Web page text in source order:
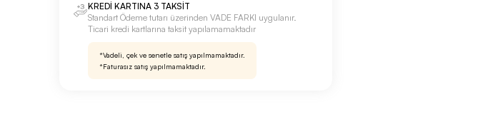
KREDİ KARTINA 3 TAKSİT
Standart Ödeme tutarı üzerinden VADE FARKI uygulanır.
Ticari kredi kartlarına taksit yapılamamaktadır
*Vadeli, çek ve senetle satış yapılmamaktadır.
*Faturasız satış yapılmamaktadır.